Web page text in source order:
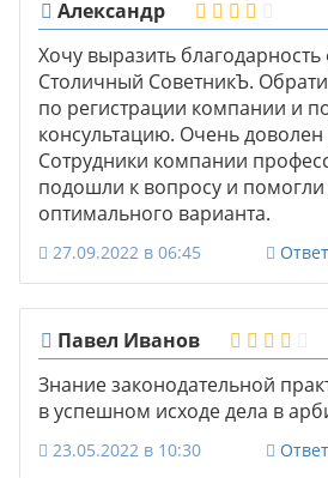
Александр
Хочу выразить
Столичный СоветникЪ.
по регистрации компании и
консультацию. Очень доволен
Сотрудники компании
подошли к вопросу и
оптимального варианта.
27.09.2022 в 06:45
Павел Иванов
Знание законодательной
в успешном исходе дела в
23.05.2022 в 10:30